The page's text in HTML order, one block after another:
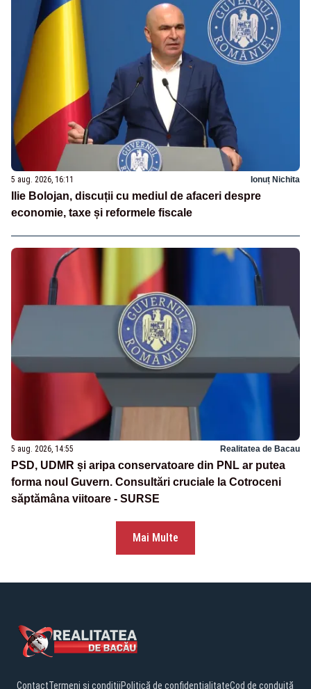
5 aug. 2026, 16:11 Ionuț Nichita
Ilie Bolojan, discuții cu mediul de afaceri despre
economie, taxe și reformele fiscale
5 aug. 2026, 14:55 Realitatea de Bacau
PSD, UDMR și aripa conservatoare din PNL ar putea
forma noul Guvern. Consultări cruciale la Cotroceni
săptămâna viitoare - SURSE
Mai Multe
ContactTermeni și condițiiPolitică de confidențialitateCod de conduită